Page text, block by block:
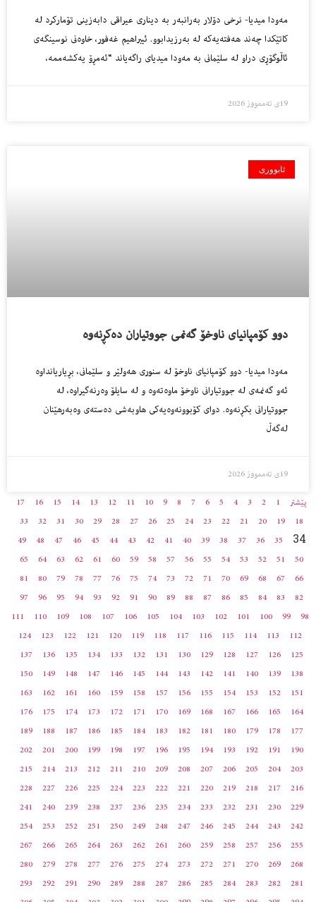
مه‌ودا میدیا- نرخى دۆلار به‌رانبه‌ر به‌ دینارى عیراقى دابه‌زینى تۆماركرد له‌
كاتێكدا چه‌ند هه‌فته‌یه‌كه‌ له‌ به‌رزیدابوو. ئیبراهیم غه‌فور، خاوه‌نى نوسینگه‌ى
ئاڵوگۆڕى دراو له‌ سلێمانى به‌ مه‌ودا میدیاى راگه‌یاند “ئه‌مڕۆ یەکشه‌ممه‌،
19ی تەممووز 2026
ئابووری
دوو كۆمپانیاى ناوخۆ گه‌نمى جووتیاران ده‌كڕنه‌وه‌
مه‌ودا میدیا- دوو كۆمپانیاى ناوخۆ له‌ سنورى هه‌ولێر و سلێمانى، بڕیاریانداوه‌
ئه‌و گه‌نمه‌ى له‌ جووتیارانى ناوخۆ ماوه‌ته‌وه‌ و له‌ سایلۆ وه‌رنه‌گیراوه‌، له‌
جووتیارانى بكڕنه‌وه‌. دوای کۆبوونەوەیەکی هاوبەشی دەستەی وەبەرهێنان
لەگەڵ
19ی تەممووز 2026
پێشتر 1
2
3
4
5
6
7
8
9
10
11
12
13
14
15
16
17
18
19
20
21
22
23
24
25
26
27
28
29
30
31
32
33
34
35
36
37
38
39
40
41
42
43
44
45
46
47
48
49
50
51
52
53
54
55
56
57
58
59
60
61
62
63
64
65
66
67
68
69
70
71
72
73
74
75
76
77
78
79
80
81
82
83
84
85
86
87
88
89
90
91
92
93
94
95
96
97
98
99
100
101
102
103
104
105
106
107
108
109
110
111
112
113
114
115
116
117
118
119
120
121
122
123
124
125
126
127
128
129
130
131
132
133
134
135
136
137
138
139
140
141
142
143
144
145
146
147
148
149
150
151
152
153
154
155
156
157
158
159
160
161
162
163
164
165
166
167
168
169
170
171
172
173
174
175
176
177
178
179
180
181
182
183
184
185
186
187
188
189
190
191
192
193
194
195
196
197
198
199
200
201
202
203
204
205
206
207
208
209
210
211
212
213
214
215
216
217
218
219
220
221
222
223
224
225
226
227
228
229
230
231
232
233
234
235
236
237
238
239
240
241
242
243
244
245
246
247
248
249
250
251
252
253
254
255
256
257
258
259
260
261
262
263
264
265
266
267
268
269
270
271
272
273
274
275
276
277
278
279
280
281
282
283
284
285
286
287
288
289
290
291
292
293